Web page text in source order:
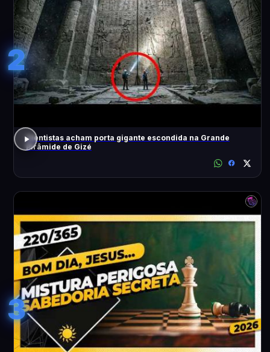
2
Cientistas acham porta gigante escondida na Grande
Pirâmide de Gizé
3